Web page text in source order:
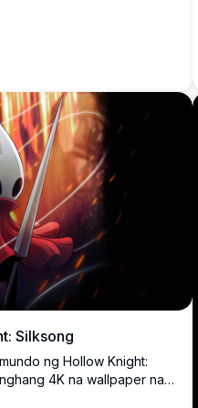
Silksong
ng Hollow Knight:
4K na wallpaper na